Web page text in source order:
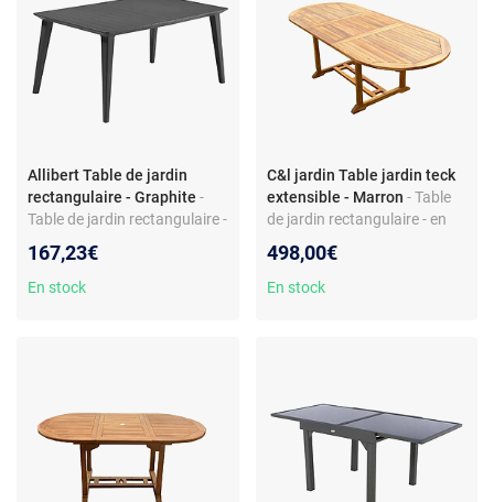
Allibert Table de jardin
rectangulaire - Graphite -
Table de jardin rectangulaire -
plastique - fixe
167,23€
En stock
C&l jardin Table jardin teck
extensible - Marron - Table
de jardin rectangulaire - en
marron
498,00€
En stock